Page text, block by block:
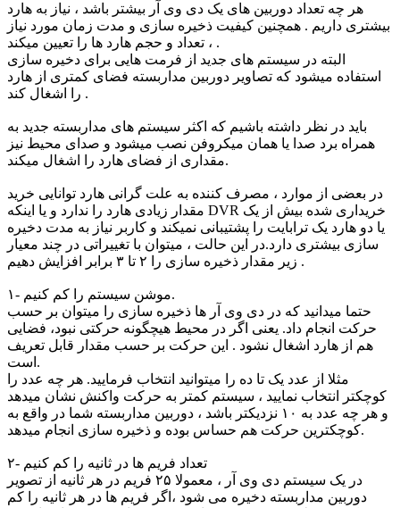
هر چه تعداد دوربین های یک دی وی آر بیشتر باشد ، نیاز به هارد
بیشتری داریم . همچنین کیفیت ذخیره سازی و مدت زمان مورد نیاز
، تعداد و حجم هارد ها را تعیین میکند .
البته در سیستم های جدید از فرمت هایی برای دخیره سازی
استفاده میشود که تصاویر دوربین مداربسته فضای کمتری از هارد
را اشغال کند .
باید در نظر داشته باشیم که اکثر سیستم های مداربسته جدید به
همراه برد صدا یا همان میکروفن نصب میشود و صدای محیط نیز
مقداری از فضای هارد را اشغال میکند.
در بعضی از موارد ، مصرف کننده به علت گرانی هارد توانایی خرید
مقدار زیادی هارد را ندارد و یا اینکه DVR خریداری شده بیش از یک
یا دو هارد یک ترابایت را پشتیبانی نمیکند و کاربر نیاز به مدت دخیره
سازی بیشتری دارد.در این حالت ، میتوان با تغییراتی در چند معیار
زیر مقدار ذخیره سازی را ۲ تا ۳ برابر افزایش دهیم .
۱- موشن سیستم را کم کنیم.
حتما میدانید که در دی وی آر ها ذخیره سازی را میتوان بر حسب
حرکت انجام داد. یعنی اگر در محیط هیچگونه حرکتی نبود، فضایی
هم از هارد اشغال نشود . این حرکت بر حسب مقدار قابل تعریف
است.
مثلا از عدد یک تا ده را میتوانید انتخاب فرمایید. هر چه عدد را
کوچکتر انتخاب نمایید ، سیستم کمتر به حرکت واکنش نشان میدهد
و هر چه عدد به ۱۰ نزدیکتر باشد ، دوربین مداربسته شما در واقع به
کوچکترین حرکت هم حساس بوده و ذخیره سازی انجام میدهد.
۲- تعداد فریم ها در ثانیه را کم کنیم
در یک سیستم دی وی آر ، معمولا ۲۵ فریم در هر ثانیه از تصویر
دوربین مداربسته دخیره می شود ،اگر فریم ها در هر ثانیه را کم